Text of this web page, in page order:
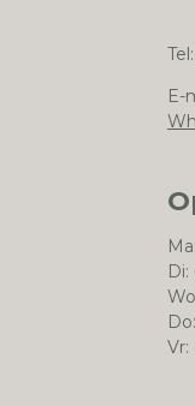
Tel:
E-
Vr: